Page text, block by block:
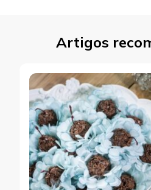
Artigos